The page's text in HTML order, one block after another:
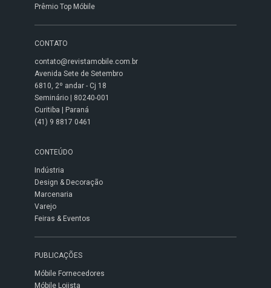
Prêmio Top Móbile
CONTATO
contato@revistamobile.com.br
Avenida Sete de Setembro
6810, 2º andar - Cj 18
Seminário | 80240-001
Curitiba | Paraná
(41) 9 8817 0461
CONTEÚDO
Indústria
Design & Decoração
Marcenaria
Varejo
Feiras & Eventos
PUBLICAÇÕES
Móbile Fornecedores
Móbile Lojista